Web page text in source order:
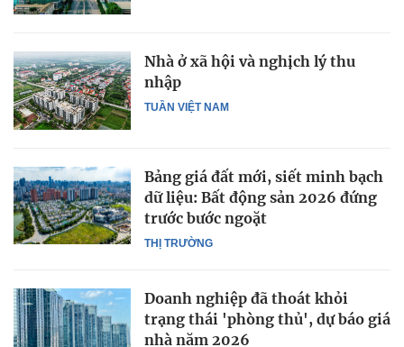
TUẦN VIỆT NAM
Nhà ở xã hội và nghịch lý thu
nhập
THỊ TRƯỜNG
Bảng giá đất mới, siết minh bạch
dữ liệu: Bất động sản 2026 đứng
trước bước ngoặt
Doanh nghiệp đã thoát khỏi
trạng thái 'phòng thủ', dự báo giá
nhà năm 2026